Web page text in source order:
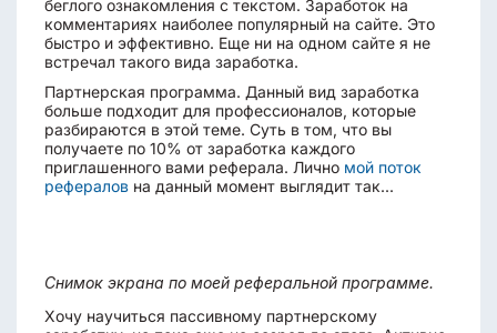
беглого ознакомления с текстом. Заработок на
комментариях наиболее популярный на сайте. Это
быстро и эффективно. Еще ни на одном сайте я не
встречал такого вида заработка.
Партнерская программа. Данный вид заработка
больше подходит для профессионалов, которые
разбираются в этой теме. Суть в том, что вы
получаете по 10% от заработка каждого
приглашенного вами реферала. Лично мой поток
рефералов на данный момент выглядит так...
Снимок экрана по моей реферальной программе.
Хочу научиться пассивному партнерскому